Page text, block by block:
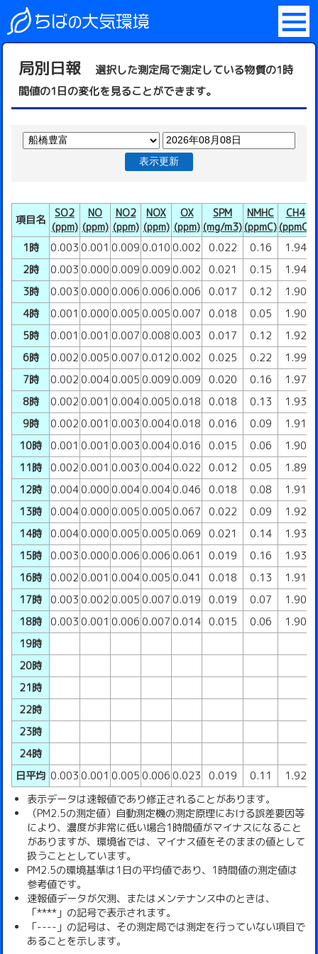
局別日報
選択した測定局で測定している物質の1時
間値の1日の変化を見ることができます。
表示更新
項目名
SO2
(ppm)
NO
(ppm)
NO2
(ppm)
NOX
(ppm)
OX
(ppm)
SPM
(mg/m3)
NMHC
(ppmC)
CH4
(ppmC)
1時
0.003 0.001 0.009 0.010 0.002 0.022 0.16
1.94
2時
0.003 0.000 0.009 0.009 0.002 0.021 0.15
1.94
3時
0.003 0.000 0.006 0.006 0.006 0.017 0.12
1.90
4時
0.001 0.000 0.005 0.005 0.007 0.018 0.05
1.90
5時
0.001 0.001 0.007 0.008 0.003 0.017 0.12
1.92
6時
0.002 0.005 0.007 0.012 0.002 0.025 0.22
1.99
7時
0.002 0.0040.005 0.009 0.009 0.020 0.16
1.97
8時
0.002 0.001 0.0040.005 0.018 0.018 0.13
1.93
9時
0.002 0.001 0.003 0.0040.018 0.016 0.09
1.91
10時 0.001 0.001 0.003 0.0040.016 0.015 0.06
1.90
11時 0.002 0.001 0.003 0.0040.022 0.012 0.05
1.89
12時 0.0040.000 0.0040.0040.046 0.018 0.08
1.91
13時 0.0040.000 0.005 0.005 0.067 0.022 0.09
1.92
14時 0.0040.000 0.005 0.005 0.069 0.021 0.14
1.93
15時 0.003 0.000 0.006 0.006 0.061 0.019 0.16
1.93
16時 0.002 0.001 0.0040.005 0.041 0.018 0.13
1.91
17時 0.003 0.002 0.005 0.007 0.019 0.019 0.07
1.90
18時 0.003 0.001 0.006 0.007 0.014 0.015 0.06
1.90
19時
20時
21時
22時
23時
24時
日平均 0.003 0.001 0.005 0.006 0.023 0.019 0.11
1.92
表示データは速報値であり修正されることがあります。
（PM2.5の測定値）自動測定機の測定原理における誤差要因等
により、濃度が非常に低い場合1時間値がマイナスになること
がありますが、環境省では、マイナス値をそのままの値として
扱うこととしています。
PM2.5の環境基準は1日の平均値であり、1時間値の測定値は
参考値です。
速報値データが欠測、またはメンテナンス中のときは、
「****」の記号で表示されます。
「----」の記号は、その測定局では測定を行っていない項目で
あることを示します。